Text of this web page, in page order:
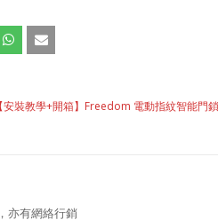
【安裝教學+開箱】Freedom 電動指紋智能門
亦有網絡行銷